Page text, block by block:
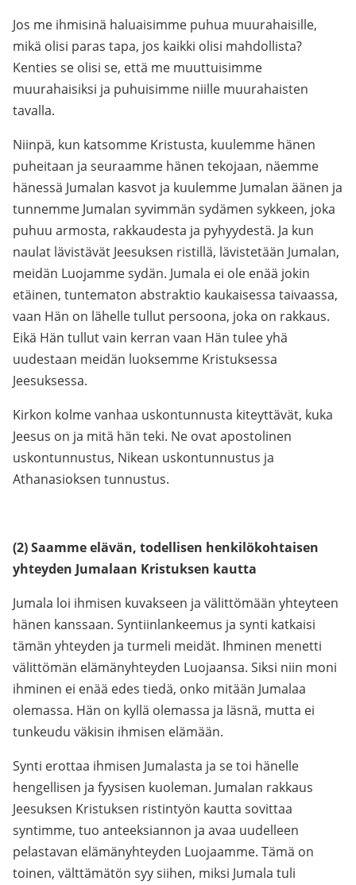
Jos me ihmisinä haluaisimme puhua muurahaisille,
mikä olisi paras tapa, jos kaikki olisi mahdollista?
Kenties se olisi se, että me muuttuisimme
muurahaisiksi ja puhuisimme niille muurahaisten
tavalla.
Niinpä, kun katsomme Kristusta, kuulemme hänen
puheitaan ja seuraamme hänen tekojaan, näemme
hänessä Jumalan kasvot ja kuulemme Jumalan äänen ja
tunnemme Jumalan syvimmän sydämen sykkeen, joka
puhuu armosta, rakkaudesta ja pyhyydestä. Ja kun
naulat lävistävät Jeesuksen ristillä, lävistetään Jumalan,
meidän Luojamme sydän. Jumala ei ole enää jokin
etäinen, tuntematon abstraktio kaukaisessa taivaassa,
vaan Hän on lähelle tullut persoona, joka on rakkaus.
Eikä Hän tullut vain kerran vaan Hän tulee yhä
uudestaan meidän luoksemme Kristuksessa
Jeesuksessa.
Kirkon kolme vanhaa uskontunnusta kiteyttävät, kuka
Jeesus on ja mitä hän teki. Ne ovat apostolinen
uskontunnustus, Nikean uskontunnustus ja
Athanasioksen tunnustus.
(2) Saamme elävän, todellisen henkilökohtaisen
yhteyden Jumalaan Kristuksen kautta
Jumala loi ihmisen kuvakseen ja välittömään yhteyteen
hänen kanssaan. Syntiinlankeemus ja synti katkaisi
tämän yhteyden ja turmeli meidät. Ihminen menetti
välittömän elämänyhteyden Luojaansa. Siksi niin moni
ihminen ei enää edes tiedä, onko mitään Jumalaa
olemassa. Hän on kyllä olemassa ja läsnä, mutta ei
tunkeudu väkisin ihmisen elämään.
Synti erottaa ihmisen Jumalasta ja se toi hänelle
hengellisen ja fyysisen kuoleman. Jumalan rakkaus
Jeesuksen Kristuksen ristintyön kautta sovittaa
syntimme, tuo anteeksiannon ja avaa uudelleen
pelastavan elämänyhteyden Luojaamme. Tämä on
toinen, välttämätön syy siihen, miksi Jumala tuli